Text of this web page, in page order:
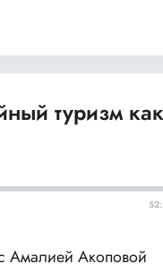
туризм
Амалией Акоповой